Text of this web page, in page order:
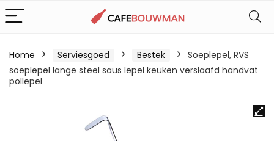
Home Serviesgoed Bestek
Soeplepel, RVS
soeplepel lange steel saus lepel keuken verslaafd handvat
pollepel